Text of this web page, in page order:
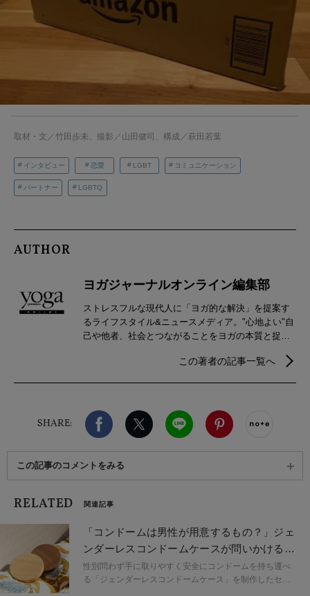
取材・文／竹田歩未、撮影／山田健司、構成／萩田若葉
インタビュー 恋愛 LGBT コミュニケーション
パートナー LGBTQ
AUTHOR
ヨガジャーナルオンライン編集部
ストレスフルな現代人に「ヨガ的な解決」を提案す
るライフスタイル&ニュースメディア。"心地よい"自
己や他者、社会とつながることをヨガの本質と捉
などウェルビーイングを実現するための情報を発
この著者の記事一覧へ
SHARE:
Facebook X（旧twitter）
LINE
この記事のコメントをみる
RELATED 関連記事
「コンドームは男性が用意するもの？」ジェ
ンダーレスコンドームケースが問いかける性
のバイアス
性別問わず手に取りやすく安全にコンドームを持ち運べ
る「ジェンダーレスコンドームケース」を制作したセク